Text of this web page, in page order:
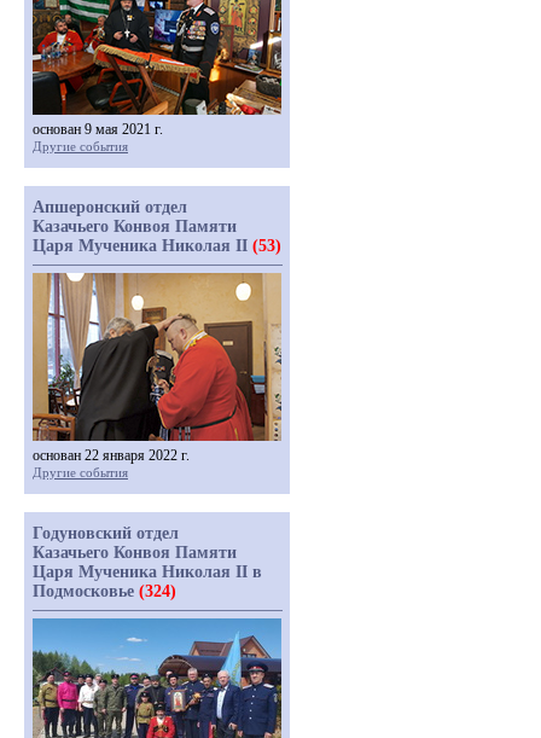
основан 9 мая 2021 г.
Другие события
Апшеронский отдел
Казачьего Конвоя Памяти
Царя Мученика Николая II (53)
основан 22 января 2022 г.
Другие события
Годуновский отдел
Казачьего Конвоя Памяти
Царя Мученика Николая II в
Подмосковье (324)